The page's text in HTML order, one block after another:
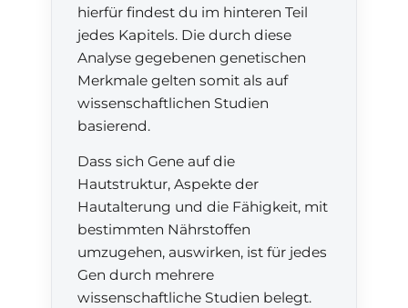
hierfür findest du im hinteren Teil
jedes Kapitels. Die durch diese
Analyse gegebenen genetischen
Merkmale gelten somit als auf
wissenschaftlichen Studien
basierend.
Dass sich Gene auf die
Hautstruktur, Aspekte der
Hautalterung und die Fähigkeit, mit
bestimmten Nährstoffen
umzugehen, auswirken, ist für jedes
Gen durch mehrere
wissenschaftliche Studien belegt.